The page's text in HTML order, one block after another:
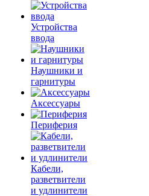
Устройства
ввода
Наушники и
гарнитуры
Аксессуары
Периферия
Кабели,
разветвители
и удлинители